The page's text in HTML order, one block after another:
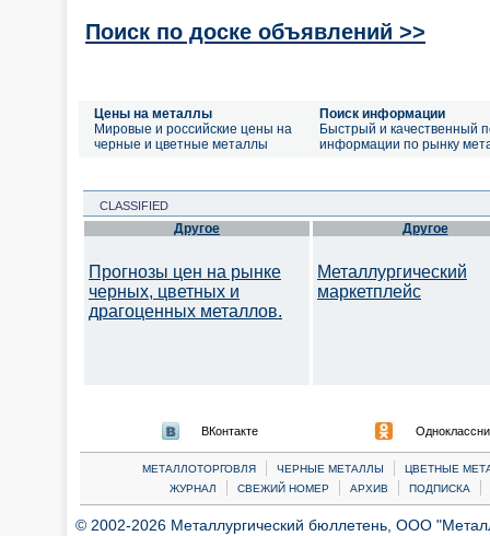
Поиск по доске объявлений >>
Цены на металлы
Мировые и российские цены на
черные и цветные металлы
Поиск информации
Быстрый и качественный
информации по рынку
CLASSIFIED
Другое
Прогнозы цен на рынке
черных, цветных и
драгоценных металлов.
Другое
Металлургический
маркетплейс
ВКонтакте
МЕТАЛЛОТОРГОВЛЯ | ЧЕРНЫЕ МЕТАЛЛЫ |
ЦВЕТНЫЕ
ЖУРНАЛ
| СВЕЖИЙ НОМЕР | АРХИВ | ПОДПИСКА |
© 2002-2026 Металлургический бюллетень, ООО